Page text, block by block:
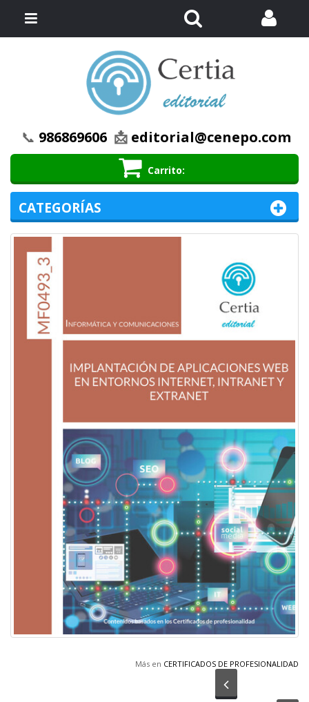
📞 986869606 📩 editorial@cenepo.com
Carrito
Menú
Más en CERTIFICADOS DE PROFESIONALIDAD
Anterior
CATEGORÍAS